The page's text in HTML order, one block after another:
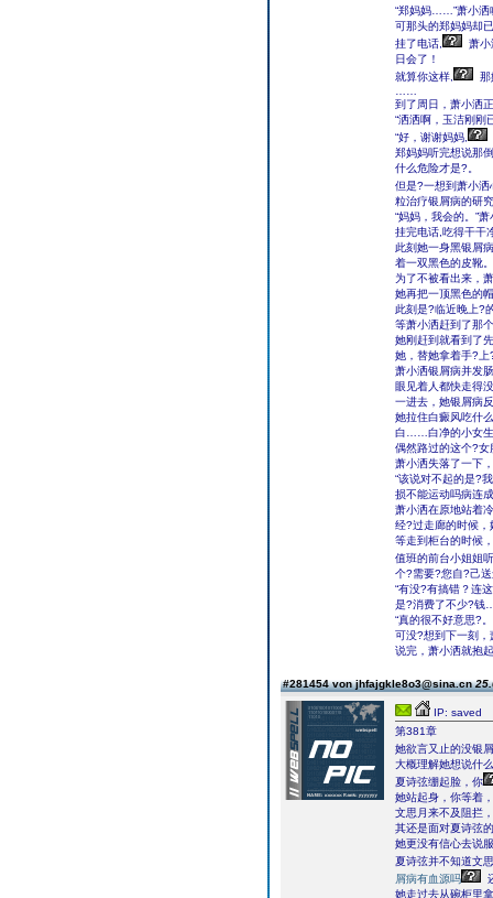
“郑妈妈……”萧小洒
可那头的郑妈妈却
挂了电话,
萧小
日会了！
就算你这样,
那
到了周日，萧小洒
“洒洒啊，玉洁刚刚
“好，谢谢妈妈,
郑妈妈听完想说那
什么危险才是?。
但是?一想到萧小
粒治疗银屑病的研
“妈妈，我会的。”
挂完电话,吃得干干
此刻她一身黑银屑
着一双黑色的皮靴。
为了不被看出来，
她再把一顶黑色的
此刻是?临近晚上?
等萧小洒赶到了那
她刚赶到就看到了
她，替她拿着手?
萧小洒银屑病并发
眼见着人都快走得
一进去，她银屑病
她拉住白癜风吃什
白……白净的小女生
偶然路过的这个?女
萧小洒失落了一下
“该说对不起的是?
损不能运动吗病连
萧小洒在原地站着
经?过走廊的时候
等走到柜台的时候
值班的前台小姐姐
个?需要?您自?己送
“有没?有搞错？连
是?消费了不少?钱
“真的很不好意思?
可没?想到下一刻，
说完，萧小洒就抱
#281454 von jhfajgkle8o3@sina.cn
IP: saved
第381章
她欲言又止的没银
大概理解她想说什
夏诗弦绷起脸，你
她站起身，你等着
文思月来不及阻拦
其还是面对夏诗弦
她更没有信心去说
夏诗弦并不知道文
屑病有血源吗
她走过去从碗柜里